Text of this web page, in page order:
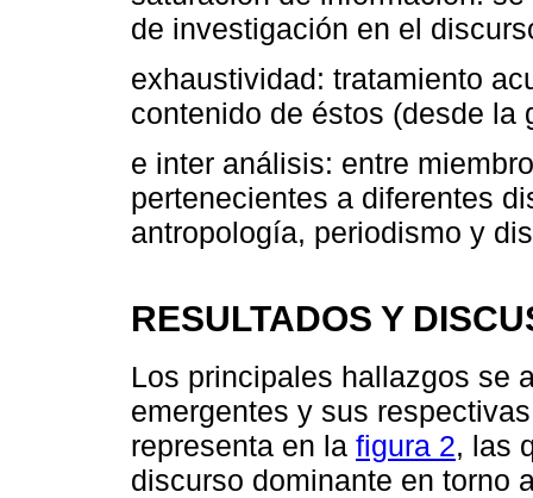
de investigación en el
exhaustividad: tratamiento
contenido de éstos (desde la
e inter análisis: entre
pertenecientes a diferentes
antropología, periodismo y
RESULTADOS Y
Los principales hallazgos se
emergentes y sus
representa en la figura 2, las
discurso dominante en torno